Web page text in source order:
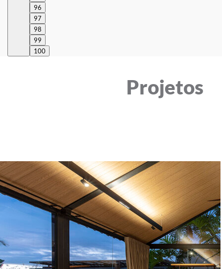
96
97
98
99
100
Projetos